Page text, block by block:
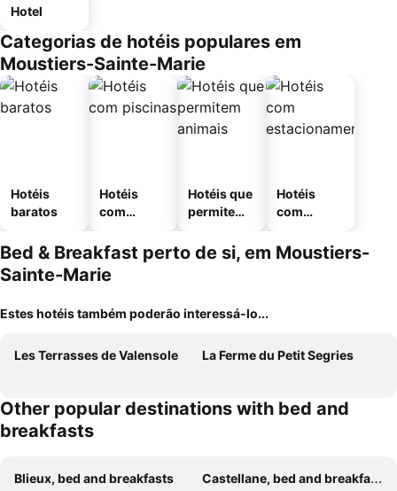
Hotel
Categorias de hotéis populares em
Moustiers-Sainte-Marie
Hotéis
baratos
Hotéis
com
Hotéis que
permitem
Hotéis
com
mento
Bed & Breakfast perto de si, em Moustiers-
Sainte-Marie
Estes hotéis também poderão interessá-lo...
Les Terrasses de Valensole La Ferme du Petit Segries
Other popular destinations with bed and
breakfasts
Blieux, bed and breakfasts
Castellane, bed and breakfasts